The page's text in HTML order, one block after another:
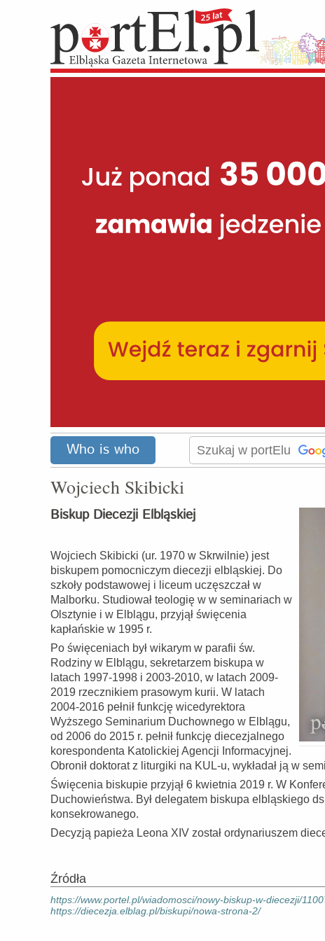
Who is who
Wojciech Skibicki
Biskup Diecezji Elbląskiej
Wojciech Skibicki (ur. 1970 w Skrwilnie) jest
biskupem pomocniczym diecezji elbląskiej. Do
szkoły podstawowej i liceum uczęszczał w
Malborku. Studiował teologię w w seminariach w
Olsztynie i w Elblągu, przyjął święcenia
kapłańskie w 1995 r.
Po święceniach był wikarym w parafii św.
Rodziny w Elblągu, sekretarzem biskupa w
latach 1997-1998 i 2003-2010, w latach 2009-
2019 rzecznikiem prasowym kurii. W latach
2004-2016 pełnił funkcję wicedyrektora
Wyższego Seminarium Duchownego w Elblągu,
od 2006 do 2015 r. pełnił funkcję diecezjalnego
korespondenta Katolickiej Agencji Informacyjnej.
Obronił doktorat z liturgiki na KUL-u, wykładał ją w
Święcenia biskupie przyjął 6 kwietnia 2019 r. W
Duchowieństwa. Był delegatem biskupa elbląskiego
konsekrowanego.
Decyzją papieża Leona XIV został ordynariuszem
Źródła
https://www.portel.pl/wiadomosci/nowy-biskup-w-diecezji/
https://diecezja.elblag.pl/biskupi/nowa-strona-2/